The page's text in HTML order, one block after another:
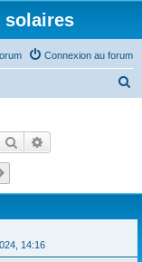
solaires
Connexion au forum
e
Rechercher
14:16